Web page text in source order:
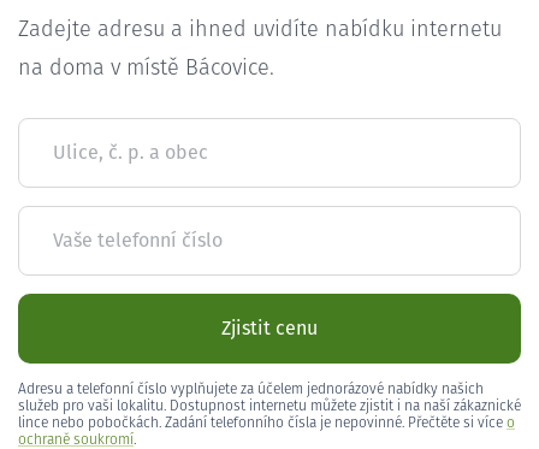
Zadejte adresu a ihned uvidíte nabídku internetu
na doma v místě Bácovice.
Ulice, č. p. a obec
Vaše telefonní číslo
Zjistit cenu
Adresu a telefonní číslo vyplňujete za účelem jednorázové nabídky našich
služeb pro vaši lokalitu. Dostupnost internetu můžete zjistit i na naší zákaznické
lince nebo pobočkách. Zadání telefonního čísla je nepovinné. Přečtěte si více o
ochraně soukromí.